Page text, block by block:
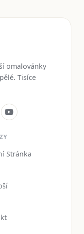
omalovánky
Tisíce
Stránka